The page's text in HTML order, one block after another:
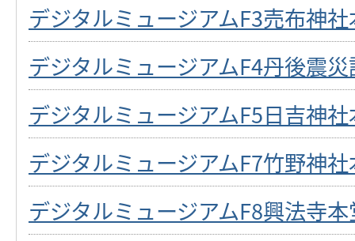
デジタルミュージアムF3売布神
デジタルミュージアムF4丹後震
デジタルミュージアムF5日吉神
デジタルミュージアムF7竹野神
デジタルミュージアムF8興法寺